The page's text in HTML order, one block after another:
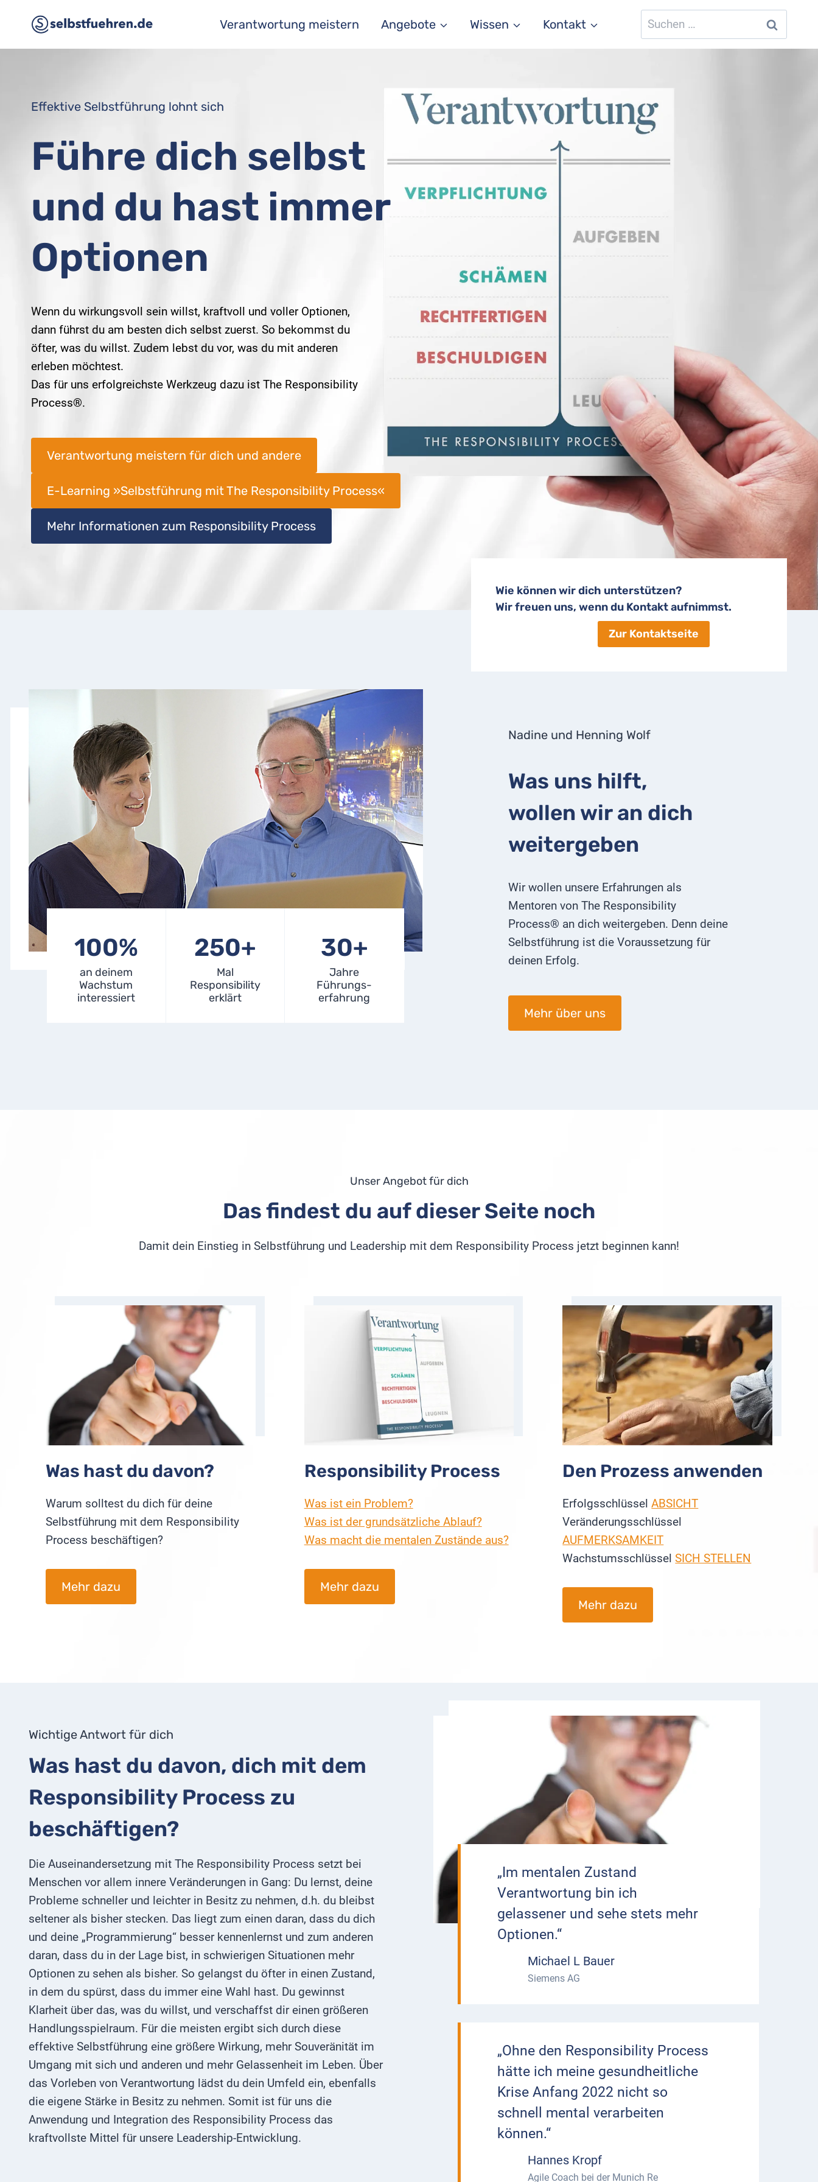
Verantwortung meistern Angebote Wissen Kontakt
Suchen
nach:
Effektive Selbstführung lohnt sich
Führe dich selbst
und du hast immer
Optionen
Wenn du wirkungsvoll sein willst, kraftvoll und voller Optionen,
dann führst du am besten dich selbst zuerst. So bekommst du
öfter, was du willst. Zudem lebst du vor, was du mit anderen
erleben möchtest.
Das für uns erfolgreichste Werkzeug dazu ist The Responsibility
Process®.
Verantwortung meistern für dich und andere
E-Learning »Selbstführung mit The Responsibility Process«
Mehr Informationen zum Responsibility Process
Wie können wir dich unterstützen?
Wir freuen uns, wenn du Kontakt aufnimmst.
Zur Kontaktseite
100%
an deinem
Wachstum
interessiert
250+
Mal
Responsibility
erklärt
30+
Jahre
Führungs-
erfahrung
Nadine und Henning Wolf
Was uns hilft,
wollen wir an dich
weitergeben
Wir wollen unsere Erfahrungen als
Mentoren von The Responsibility
Process® an dich weitergeben. Denn deine
Selbstführung ist die Voraussetzung für
deinen Erfolg.
Mehr über uns
Unser Angebot für dich
Das findest du auf dieser Seite noch
Damit dein Einstieg in Selbstführung und Leadership mit dem Responsibility Process jetzt beginnen kann!
Was hast du davon?
Warum solltest du dich für deine
Selbstführung mit dem Responsibility
Process beschäftigen?
Mehr dazu
Responsibility Process
Was ist ein Problem?
Was ist der grundsätzliche Ablauf?
Was macht die mentalen Zustände aus?
Mehr dazu
Den Prozess anwenden
ErfolgsschlüsselABSICHT
Veränderungsschlüssel
AUFMERKSAMKEIT
WachstumsschlüsselSICH STELLEN
Mehr dazu
Wichtige Antwort für dich
Was hast du davon, dich mit dem
Responsibility Process zu
beschäftigen?
Die Auseinandersetzung mit The Responsibility Process setzt bei
Menschen vor allem innere Veränderungen in Gang: Du lernst, deine
Probleme schneller und leichter in Besitz zu nehmen, d.h. du bleibst
seltener als bisher stecken. Das liegt zum einen daran, dass du dich
und deine „Programmierung“ besser kennenlernst und zum anderen
daran, dass du in der Lage bist, in schwierigen Situationen mehr
Optionen zu sehen als bisher. So gelangst du öfter in einen Zustand,
in dem du spürst, dass du immer eine Wahl hast. Du gewinnst
Klarheit über das, was du willst, und verschaffst dir einen größeren
Handlungsspielraum. Für die meisten ergibt sich durch diese
effektive Selbstführung eine größere Wirkung, mehr Souveränität im
Umgang mit sich und anderen und mehr Gelassenheit im Leben. Über
das Vorleben von Verantwortung lädst du dein Umfeld ein, ebenfalls
die eigene Stärke in Besitz zu nehmen. Somit ist für uns die
Anwendung und Integration des Responsibility Process das
kraftvollste Mittel für unsere Leadership-Entwicklung.
„Im mentalen Zustand
Verantwortung bin ich
gelassener und sehe stets mehr
Optionen.“
Michael L Bauer
Siemens AG
„Ohne den Responsibility Process
hätte ich meine gesundheitliche
Krise Anfang 2022 nicht so
schnell mental verarbeiten
können.“
Hannes Kropf
Agile Coach bei der Munich Re